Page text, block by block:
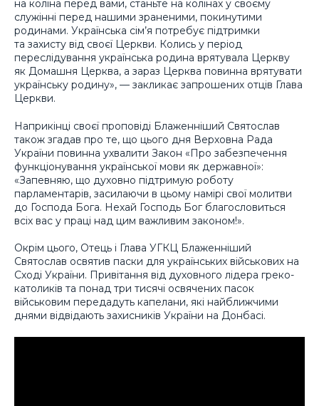
на коліна перед вами, станьте на колінах у своєму
служінні перед нашими зраненими, покинутими
родинами. Українська сім’я потребує підтримки
та захисту від своєї Церкви. Колись у період
переслідування українська родина врятувала Церкву
як Домашня Церква, а зараз Церква повинна врятувати
українську родину», — закликає запрошених отців Глава
Церкви.
Наприкінці своєї проповіді Блаженніший Святослав
також згадав про те, що цього дня Верховна Рада
України повинна ухвалити Закон «Про забезпечення
функціонування української мови як державної»:
«Запевняю, що духовно підтримую роботу
парламентарів, засилаючи в цьому намірі свої молитви
до Господа Бога. Нехай Господь Бог благословиться
всіх вас у праці над цим важливим законом!».
Окрім цього, Отець і Глава УГКЦ Блаженніший
Святослав освятив паски для українських військових на
Сході України. Привітання від духовного лідера греко-
католиків та понад три тисячі освячених пасок
військовим передадуть капелани, які найближчими
днями відвідають захисників України на Донбасі.